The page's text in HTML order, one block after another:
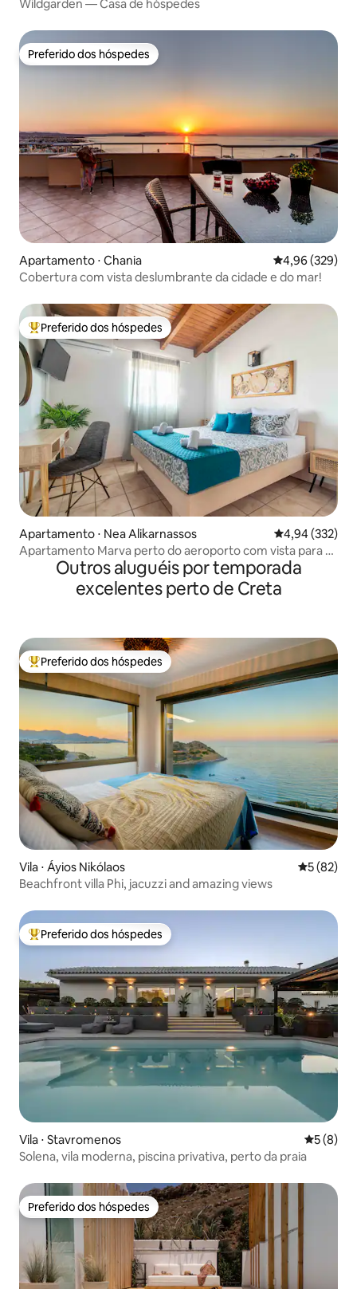
Wildgarden — Casa de hóspedes
Preferido dos hóspedes
Preferido dos hóspedes
Apartamento ⋅ Chania 4,96 de uma
4,96 (329)
Cobertura com vista deslumbrante da cidade e do mar!
Entre os melhores preferidos dos hóspedes
Preferido dos hóspedes
Apartamento ⋅ Nea Alikarnassos 4,94 de uma
4,94 (332)
Apartamento Marva perto do aeroporto com vista para o
Outros aluguéis por temporada
excelentes perto de Creta
Entre os melhores preferidos dos hóspedes
Preferido dos hóspedes
Vila ⋅ Áyios Nikólaos 5 de uma
5 (82)
Beachfront villa Phi, jacuzzi and amazing views
Entre os melhores preferidos dos hóspedes
Preferido dos hóspedes
Vila ⋅ Stavromenos 5 de
5 (8)
Solena, vila moderna, piscina privativa, perto da praia
Preferido dos hóspedes
Preferido dos hóspedes